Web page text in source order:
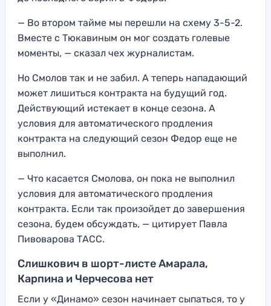
— Во втором тайме мы перешли на схему 3-5-2.
Вместе с Тюкавиным он мог создать голевые
моменты, — сказал чех журналистам.
Но Смолов так и не забил. А теперь нападающий
может лишиться контракта на будущий год.
Действующий истекает в конце сезона. А
условия для автоматического продления
контракта на следующий сезон Федор еще не
выполнил.
— Что касается Смолова, он пока не выполнил
условия для автоматического продления
контракта. Если так произойдет до завершения
сезона, будем обсуждать, — цитирует Павла
Пивоварова ТАСС.
Слишкович в шорт-листе Амарала,
Карпина и Черчесова нет
Если у «Динамо» сезон начинает сыпаться, то у